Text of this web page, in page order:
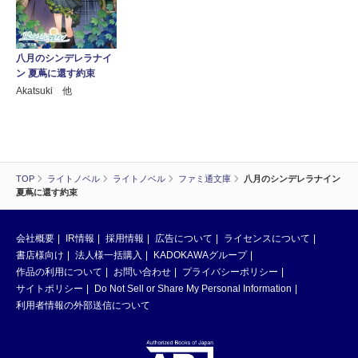
TOP ライトノベル ライトノベル ファミ通文庫
八月のシンデレラナイン
夏蔦に還す約束
八月のシンデレラナイ
ン 夏蔦に還す約束
Akatsuki 他
会社概要 IR情報 採用情報 広告について
ライセンスについて
書店様向け
法人様一括購入
KADOKAWAグループ
作品の利用について
お問い合わせ
プライバシーポリシー
サイトポリシー
Do Not Sell or Share My Personal Information
利用者情報の外部送信について